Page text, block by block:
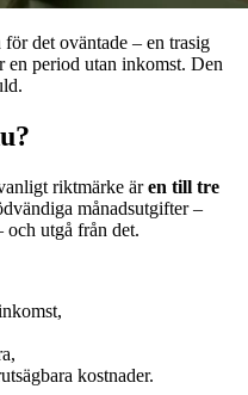
det oväntade – en trasig
en period utan inkomst. Den
riktmärke ären till tre
månadsutgifter –
och utgå från det.
kostnader.